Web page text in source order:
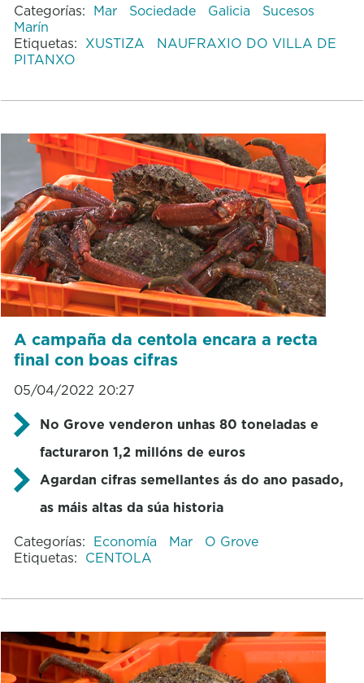
Categorías: Mar Sociedade Galicia
Sucesos
Marín
Etiquetas: XUSTIZA
NAUFRAXIO DO VILLA DE
PITANXO
A campaña da centola encara a recta
final con boas cifras
05/04/2022 20:27
No Grove venderon unhas 80 toneladas e
facturaron 1,2 millóns de euros
Agardan cifras semellantes ás do ano pasado,
as máis altas da súa historia
Categorías: Economía Mar
O Grove
Etiquetas: CENTOLA